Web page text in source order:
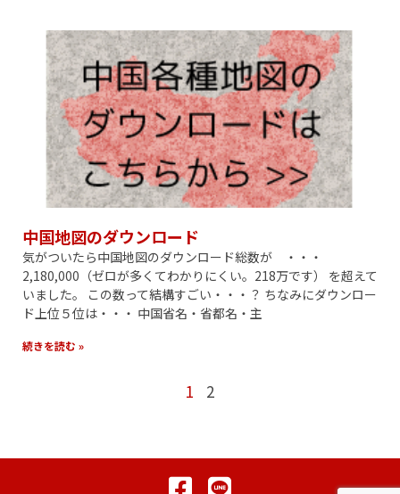
中国地図のダウンロード
気がついたら中国地図のダウンロード総数が ・・・
2,180,000（ゼロが多くてわかりにくい。218万です） を超えて
いました。 この数って結構すごい・・・？ ちなみにダウンロー
ド上位５位は・・・ 中国省名・省都名・主
続きを読む »
1 2